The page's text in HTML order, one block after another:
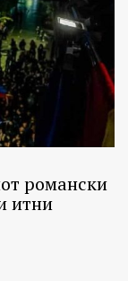
романски
итни